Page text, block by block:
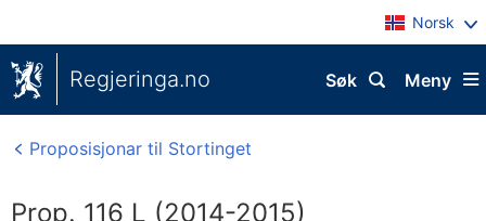
Norsk
Regjeringa.no Meny
Søk
Proposisjonar til Stortinget
Prop. 116 L (2014-2015)